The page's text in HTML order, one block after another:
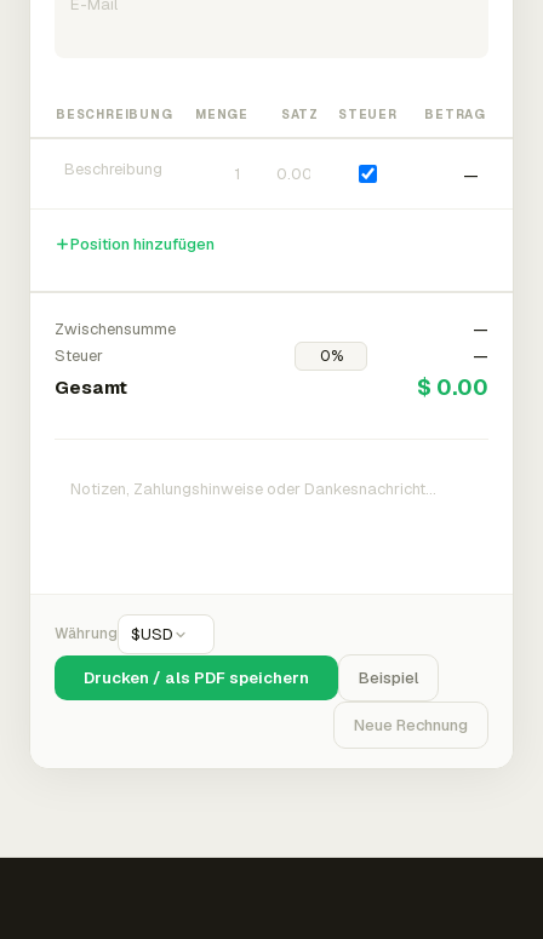
BESCHREIBUNG MENGE SATZ STEUER BETRAG
—
Position hinzufügen
Zwischensumme
—
Steuer
—
Gesamt $ 0.00
Währung $USD
Drucken / als PDF speichern Beispiel
Neue Rechnung